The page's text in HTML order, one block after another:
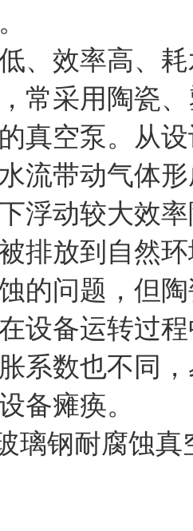
效率高、耗
常采用陶瓷
真空泵。从
流带动气体
浮动较大效
排放到自然
的问题，但
设备运转过
系数也不同
备瘫痪。
璃钢耐腐蚀真